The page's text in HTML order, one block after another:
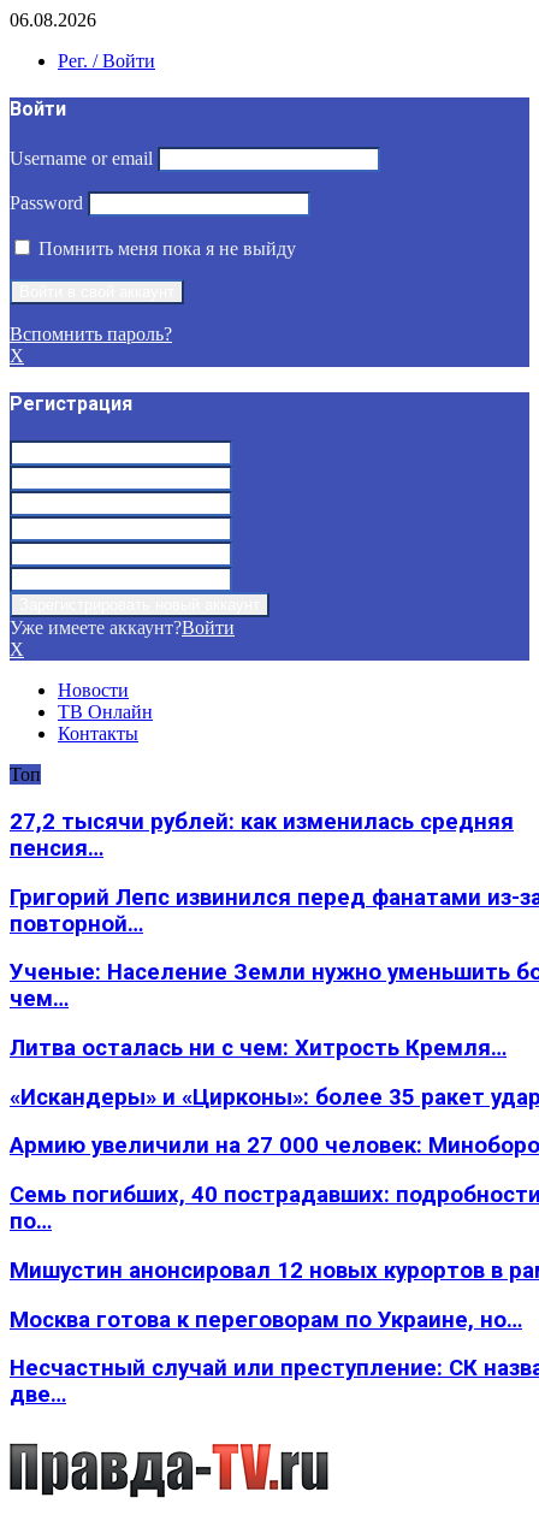
06.08.2026
Рег. / Войти
Войти
Username or email
Password
Помнить меня пока я не выйду
Вспомнить пароль?
X
Регистрация
Уже имеете аккаунт?Войти
X
Новости
ТВ Онлайн
Контакты
Топ
27,2 тысячи рублей: как изменилась средняя
пенсия…
Григорий Лепс извинился перед фанатами из-
повторной…
Ученые: Население Земли нужно уменьшить
чем…
Литва осталась ни с чем: Хитрость Кремля…
«Искандеры» и «Цирконы»: более 35 ракет
Армию увеличили на 27 000 человек:
Семь погибших, 40 пострадавших:
по…
Мишустин анонсировал 12 новых курортов в
Москва готова к переговорам по Украине, но…
Несчастный случай или преступление: СК
две…